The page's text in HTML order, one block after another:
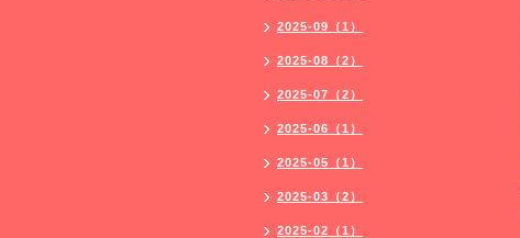
2025-09（1）
2025-08（2）
2025-07（2）
2025-06（1）
2025-05（1）
2025-03（2）
2025-02（1）